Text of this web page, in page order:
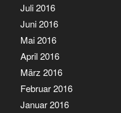
Juli 2016
Juni 2016
Mai 2016
April 2016
März 2016
Februar 2016
Januar 2016